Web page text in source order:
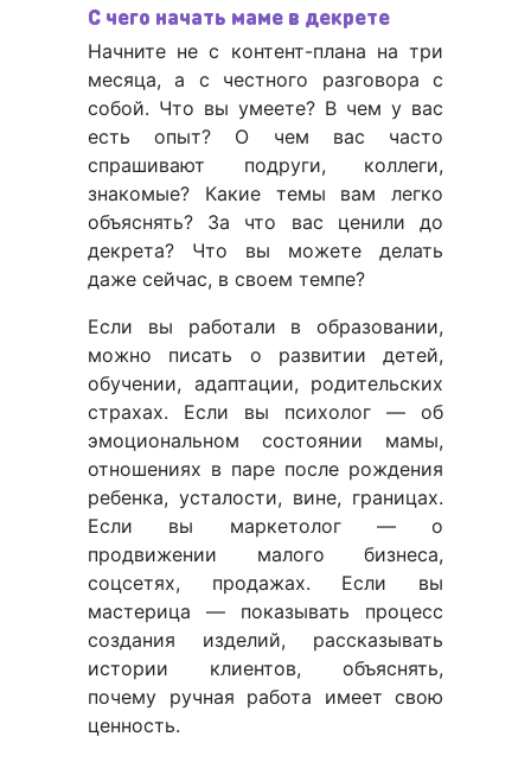
С чего начать маме в декрете
Начните не с контент-плана на три
месяца, а с честного разговора с
собой. Что вы умеете? В чем у вас
есть опыт? О чем вас часто
спрашивают подруги, коллеги,
знакомые? Какие темы вам легко
объяснять? За что вас ценили до
декрета? Что вы можете делать
даже сейчас, в своем темпе?
Если вы работали в образовании,
можно писать о развитии детей,
обучении, адаптации, родительских
страхах. Если вы психолог — об
эмоциональном состоянии мамы,
отношениях в паре после рождения
ребенка, усталости, вине, границах.
Если вы маркетолог — о
продвижении малого бизнеса,
соцсетях, продажах. Если вы
мастерица — показывать процесс
создания изделий, рассказывать
истории клиентов, объяснять,
почему ручная работа имеет свою
ценность.